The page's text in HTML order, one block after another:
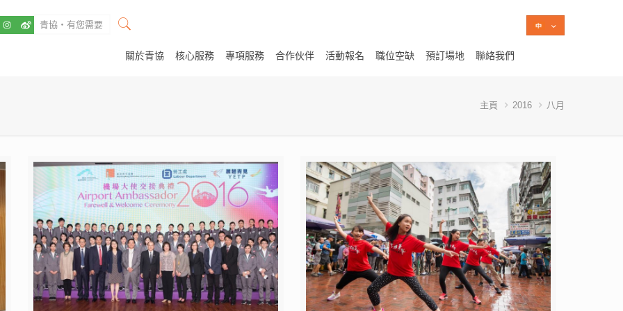
關於青協 核心服務 專項服務 合作伙伴 活動報名 職位空缺 預訂場地 聯絡我們
主頁 2016 八月